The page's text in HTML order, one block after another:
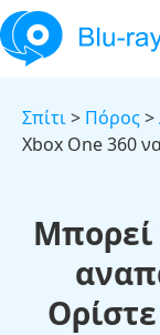
Σπίτι> Πόρος>
Xbox One 360
Μπορεί